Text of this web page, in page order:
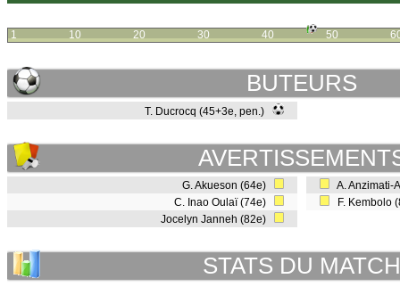
1 10 20 30 40 50
BUTEURS
T. Ducrocq (45+3e, pen.)
G. Akueson (64e)
C. Inao Oulaï (74e)
Jocelyn Janneh (82e)
A.
F. Kembolo
STATS DU MATCH